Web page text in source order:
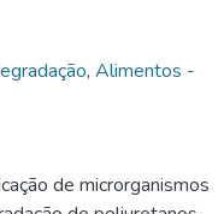
, Alimentos -
de microrganismos